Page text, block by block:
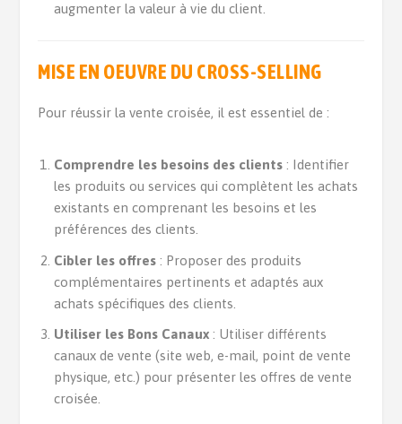
augmenter la valeur à vie du client.
MISE EN OEUVRE DU CROSS-SELLING
Pour réussir la vente croisée, il est essentiel de :
Comprendre les besoins des clients: Identifier
les produits ou services qui complètent les achats
existants en comprenant les besoins et les
préférences des clients.
Cibler les offres: Proposer des produits
complémentaires pertinents et adaptés aux
achats spécifiques des clients.
Utiliser les Bons Canaux: Utiliser différents
canaux de vente (site web, e-mail, point de vente
physique, etc.) pour présenter les offres de vente
croisée.